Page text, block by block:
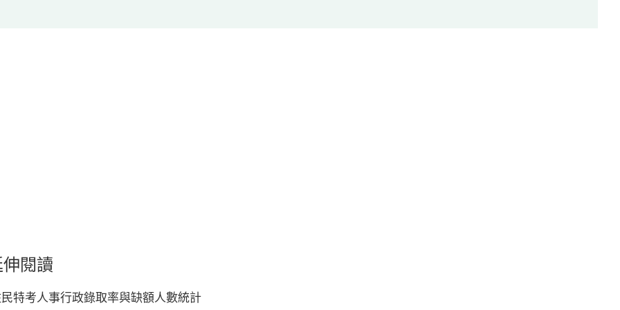
閱讀
特考人事行政錄取率與缺額人數統計